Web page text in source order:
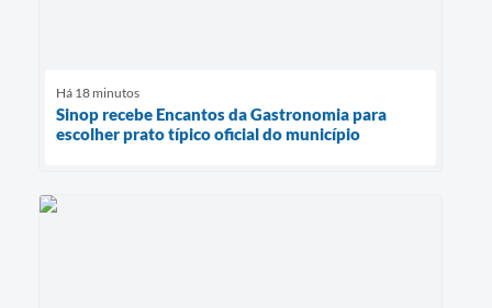
Há 18 minutos
Sinop recebe Encantos da Gastronomia para
escolher prato típico oficial do município